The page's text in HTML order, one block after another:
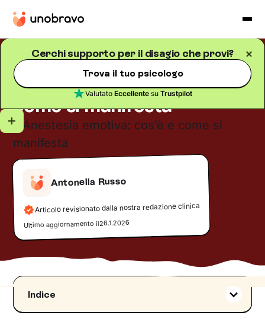
Cerchi supporto per il disagio che provi?
Trova il tuo psicologo
Valutato Eccellentesu Trustpilot
Blog Disturbi psichici
Anestesia emotiva: cos’è e
come si manifesta
Antonella Russo
Articolo revisionato dalla nostra redazione clinica
Ultimo aggiornamento il26.1.2026
Indice
L'anestesia emozionale: significato